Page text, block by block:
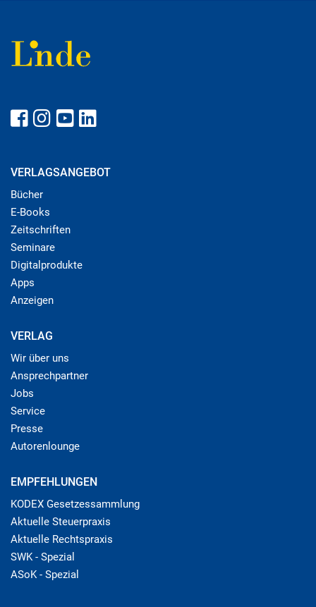
VERLAGSANGEBOT
Bücher
E-Books
Zeitschriften
Seminare
Digitalprodukte
Apps
Anzeigen
VERLAG
Wir über uns
Ansprechpartner
Jobs
Service
Presse
Autorenlounge
EMPFEHLUNGEN
KODEX Gesetzessammlung
Aktuelle Steuerpraxis
Aktuelle Rechtspraxis
SWK - Spezial
ASoK - Spezial